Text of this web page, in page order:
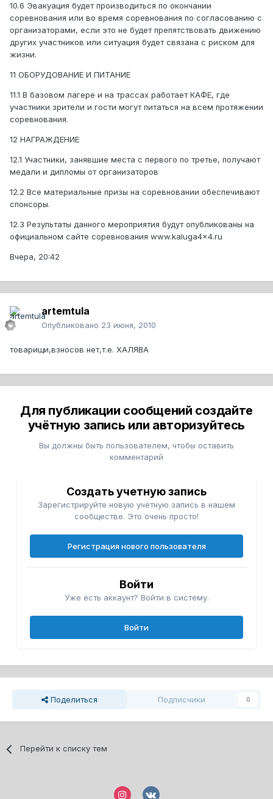
10.6 Эвакуация будет производиться по окончании
соревнования или во время соревнования по согласованию с
организаторами, если это не будет препятствовать движению
других участников или ситуация будет связана с риском для
жизни.
11 ОБОРУДОВАНИЕ И ПИТАНИЕ
11.1 В базовом лагере и на трассах работает КАФЕ, где
участники зрители и гости могут питаться на всем протяжении
соревнования.
12 НАГРАЖДЕНИЕ
12.1 Участники, занявшие места с первого по третье, получают
медали и дипломы от организаторов
12.2 Все материальные призы на соревновании обеспечивают
спонсоры.
12.3 Результаты данного мероприятия будут опубликованы на
официальном сайте соревнования www.kaluga4x4.ru
Вчера, 20:42
artemtula
Опубликовано 23 июня, 2010
товарищи,взносов нет,т.е. ХАЛЯВА
Для публикации сообщений создайте
учётную запись или авторизуйтесь
Вы должны быть пользователем, чтобы оставить
комментарий
Создать учетную запись
Зарегистрируйте новую учётную запись в нашем
сообществе. Это очень просто!
Регистрация нового пользователя
Войти
Уже есть аккаунт? Войти в систему.
Войти
Поделиться Подписчики 0
Перейти к списку тем